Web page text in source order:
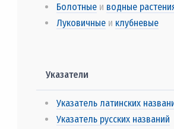
Болотныеи водные
Луковичныеи клубневые
Указатели
Указатель латинских
Указатель русских названий